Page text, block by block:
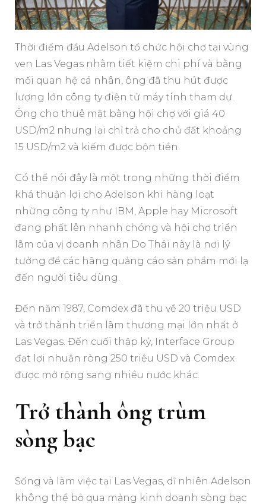
Thời điểm đầu Adelson tổ chức hội chợ tại vùng
ven Las Vegas nhằm tiết kiệm chi phí và bằng
mối quan hệ cá nhân, ông đã thu hút được
lượng lớn công ty điện tử máy tính tham dự.
Ông cho thuê mặt bằng hội chợ với giá 40
USD/m2 nhưng lại chỉ trả cho chủ đất khoảng
15 USD/m2 và kiếm được bộn tiền.
Có thể nói đây là một trong những thời điểm
khá thuận lợi cho Adelson khi hàng loạt
những công ty như IBM, Apple hay Microsoft
đang phất lên nhanh chóng và hội chợ triển
lãm của vị doanh nhân Do Thái này là nơi lý
tưởng để các hãng quảng cáo sản phẩm mới lạ
đến người tiêu dùng.
Đến năm 1987, Comdex đã thu về 20 triệu USD
và trở thành triển lãm thương mại lớn nhất ở
Las Vegas. Đến cuối thập kỷ, Interface Group
đạt lợi nhuận ròng 250 triệu USD và Comdex
được mở rộng sang nhiều nước khác.
Trở thành ông trùm
sòng bạc
Sống và làm việc tại Las Vegas, dĩ nhiên Adelson
không thể bỏ qua mảng kinh doanh sòng bạc